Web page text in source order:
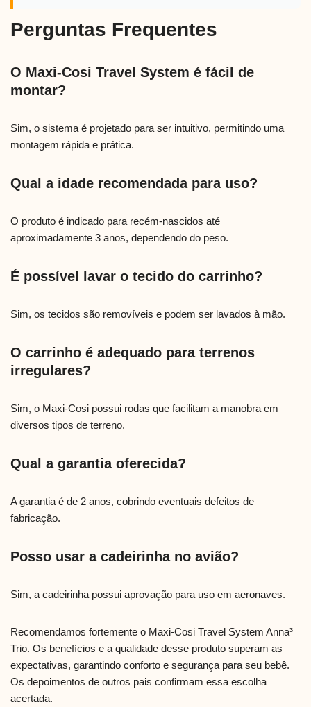
Perguntas Frequentes
O Maxi-Cosi Travel System é fácil de
montar?
Sim, o sistema é projetado para ser intuitivo, permitindo uma
montagem rápida e prática.
Qual a idade recomendada para uso?
O produto é indicado para recém-nascidos até
aproximadamente 3 anos, dependendo do peso.
É possível lavar o tecido do carrinho?
Sim, os tecidos são removíveis e podem ser lavados à mão.
O carrinho é adequado para terrenos
irregulares?
Sim, o Maxi-Cosi possui rodas que facilitam a manobra em
diversos tipos de terreno.
Qual a garantia oferecida?
A garantia é de 2 anos, cobrindo eventuais defeitos de
fabricação.
Posso usar a cadeirinha no avião?
Sim, a cadeirinha possui aprovação para uso em aeronaves.
Recomendamos fortemente o Maxi-Cosi Travel System Anna³
Trio. Os benefícios e a qualidade desse produto superam as
expectativas, garantindo conforto e segurança para seu bebê.
Os depoimentos de outros pais confirmam essa escolha
acertada.